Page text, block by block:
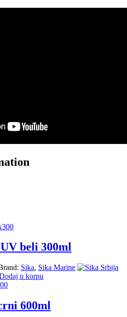
beli 300ml
Sika, Sika Marine
u korpu
600ml